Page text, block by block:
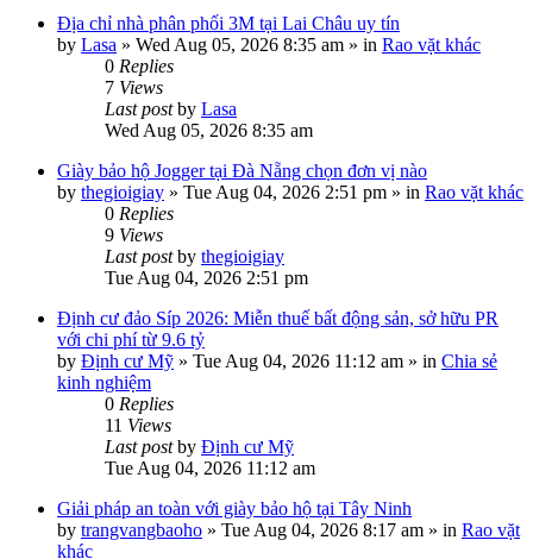
Địa chỉ nhà phân phối 3M tại Lai Châu uy tín
by Lasa » Wed Aug 05, 2026 8:35 am » in Rao vặt khác
0 Replies
7 Views
Last postby Lasa
Wed Aug 05, 2026 8:35 am
Giày bảo hộ Jogger tại Đà Nẵng chọn đơn vị nào
by thegioigiay » Tue Aug 04, 2026 2:51 pm » in Rao vặt khác
0 Replies
9 Views
Last postby thegioigiay
Tue Aug 04, 2026 2:51 pm
Định cư đảo Síp 2026: Miễn thuế bất động sản, sở hữu PR
với chi phí từ 9.6 tỷ
by Định cư Mỹ » Tue Aug 04, 2026 11:12 am » in Chia sẻ
kinh nghiệm
0 Replies
11 Views
Last postby Định cư Mỹ
Tue Aug 04, 2026 11:12 am
Giải pháp an toàn với giày bảo hộ tại Tây Ninh
by trangvangbaoho » Tue Aug 04, 2026 8:17 am » in Rao vặt
khác